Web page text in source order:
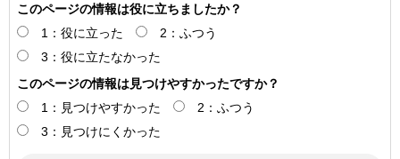
このページの情報は役に立ちましたか？
1：役に立った
2：ふつう
3：役に立たなかった
このページの情報は見つけやすかったですか？
1：見つけやすかった
2：ふつう
3：見つけにくかった